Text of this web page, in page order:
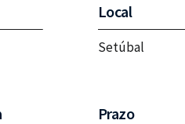
Local
Setúbal
Prazo